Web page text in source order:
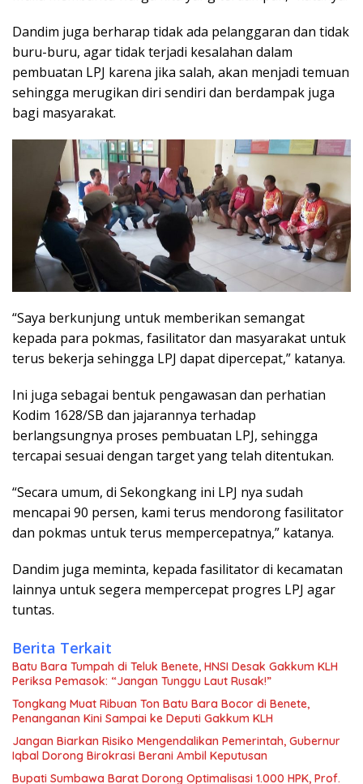
Dandim juga berharap tidak ada pelanggaran dan tidak
buru-buru, agar tidak terjadi kesalahan dalam
pembuatan LPJ karena jika salah, akan menjadi temuan
sehingga merugikan diri sendiri dan berdampak juga
bagi masyarakat.
“Saya berkunjung untuk memberikan semangat
kepada para pokmas, fasilitator dan masyarakat untuk
terus bekerja sehingga LPJ dapat dipercepat,” katanya.
Ini juga sebagai bentuk pengawasan dan perhatian
Kodim 1628/SB dan jajarannya terhadap
berlangsungnya proses pembuatan LPJ, sehingga
tercapai sesuai dengan target yang telah ditentukan.
“Secara umum, di Sekongkang ini LPJ nya sudah
mencapai 90 persen, kami terus mendorong fasilitator
dan pokmas untuk terus mempercepatnya,” katanya.
Dandim juga meminta, kepada fasilitator di kecamatan
lainnya untuk segera mempercepat progres LPJ agar
tuntas.
Berita Terkait
Batu Bara Tumpah di Teluk Benete, HNSI Desak Gakkum KLH
Periksa Pemasok: “Jangan Tunggu Laut Rusak!”
Tongkang Muat Ribuan Ton Batu Bara Bocor di Benete,
Penanganan Kini Sampai ke Deputi Gakkum KLH
Jangan Biarkan Risiko Mengendalikan Pemerintah, Gubernur
Iqbal Dorong Birokrasi Berani Ambil Keputusan
Bupati Sumbawa Barat Dorong Optimalisasi 1.000 HPK, Prof.